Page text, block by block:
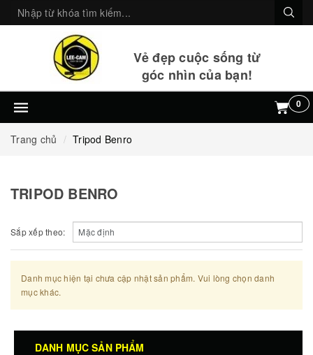
Vẻ đẹp cuộc sống từ
góc nhìn của bạn!
0
Trang chủ Tripod Benro
TRIPOD BENRO
Sắp xếp theo:
Danh mục hiện tại chưa cập nhật sản phẩm. Vui lòng chọn danh
mục khác.
DANH MỤC SẢN PHẨM